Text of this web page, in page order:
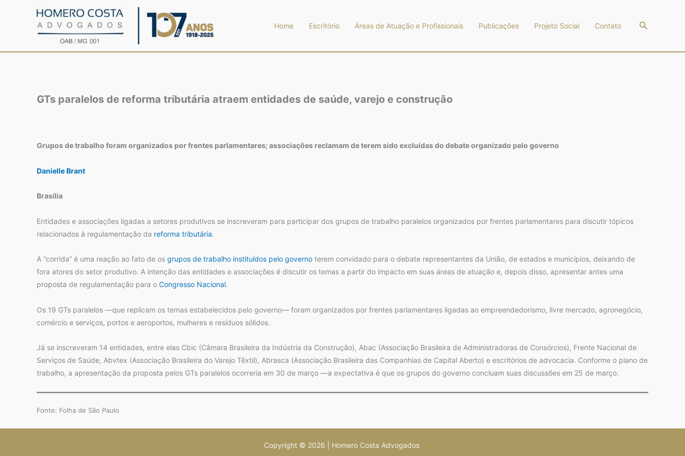
Home Escritório Áreas de Atuação e Profissionais Publicações Projeto Social Contato Pesquisar
GTs paralelos de reforma tributária atraem entidades de saúde, varejo e construção
Grupos de trabalho foram organizados por frentes parlamentares; associações reclamam de terem sido excluídas do debate organizado pelo governo
Danielle Brant
Brasília
Entidades e associações ligadas a setores produtivos se inscreveram para participar dos grupos de trabalho paralelos organizados por frentes parlamentares para discutir tópicos
relacionados à regulamentação da reforma tributária.
A “corrida” é uma reação ao fato de os grupos de trabalho instituídos pelo governo terem convidado para o debate representantes da União, de estados e municípios, deixando de
fora atores do setor produtivo. A intenção das entidades e associações é discutir os temas a partir do impacto em suas áreas de atuação e, depois disso, apresentar antes uma
proposta de regulamentação para o Congresso Nacional.
Os 19 GTs paralelos —que replicam os temas estabelecidos pelo governo— foram organizados por frentes parlamentares ligadas ao empreendedorismo, livre mercado, agronegócio,
comércio e serviços, portos e aeroportos, mulheres e resíduos sólidos.
Já se inscreveram 14 entidades, entre elas Cbic (Câmara Brasileira da Indústria da Construção), Abac (Associação Brasileira de Administradoras de Consórcios), Frente Nacional de
Serviços de Saúde, Abvtex (Associação Brasileira do Varejo Têxtil), Abrasca (Associação Brasileira das Companhias de Capital Aberto) e escritórios de advocacia. Conforme o plano de
trabalho, a apresentação da proposta pelos GTs paralelos ocorreria em 30 de março —a expectativa é que os grupos do governo concluam suas discussões em 25 de março.
Fonte: Folha de São Paulo
Copyright © 2026 | Homero Costa Advogados